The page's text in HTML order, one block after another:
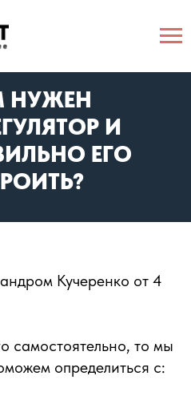
НУЖЕН
И
ЕГО
Кучеренко от 4
самостоятельно, то мы
определиться с: